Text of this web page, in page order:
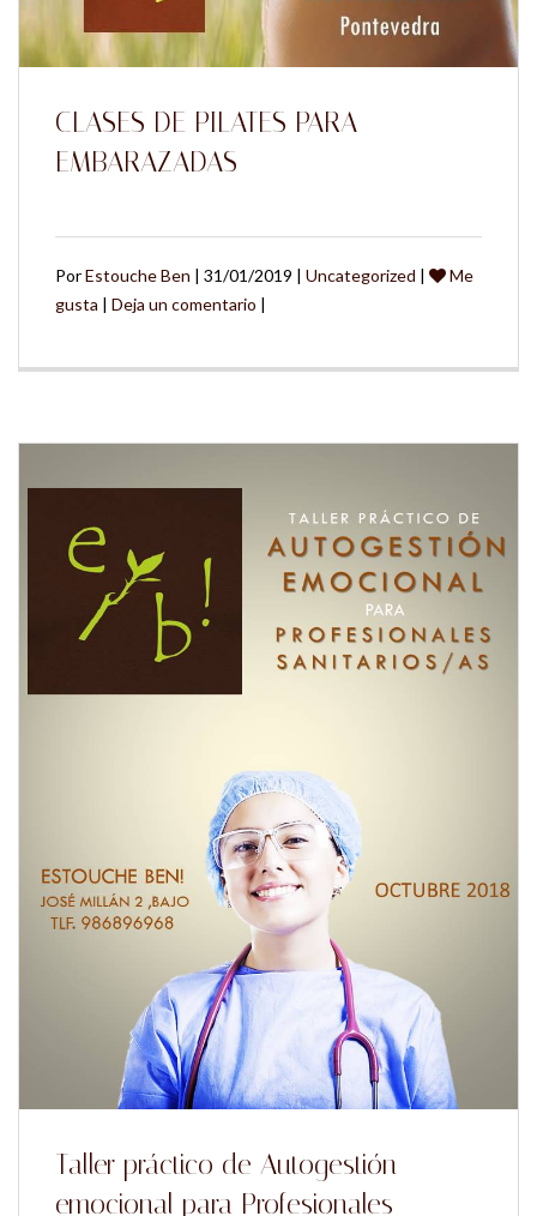
CLASES DE PILATES PARA
EMBARAZADAS
PorEstouche Ben | 31/01/2019 | Uncategorized |
Me
gusta | Deja un comentario |
Taller práctico de Autogestión
emocional para Profesionales